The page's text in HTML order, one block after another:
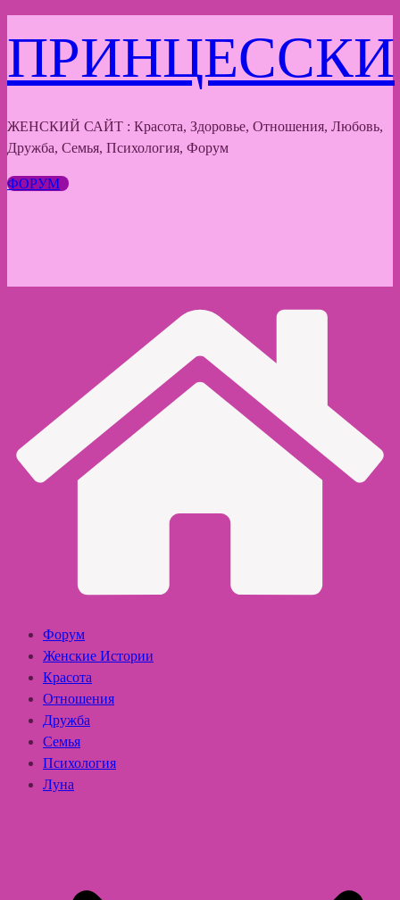
к
содержимому
ПРИНЦЕССКИ
ЖЕНСКИЙ САЙТ : Красота, Здоровье, Отношения, Любовь,
Дружба, Семья, Психология, Форум
ФОРУМ
Форум
Женские Истории
Красота
Отношения
Дружба
Семья
Психология
Луна